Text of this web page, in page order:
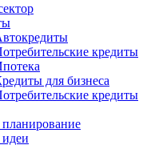
кредиты
для бизнеса
кредиты
планирование
идеи